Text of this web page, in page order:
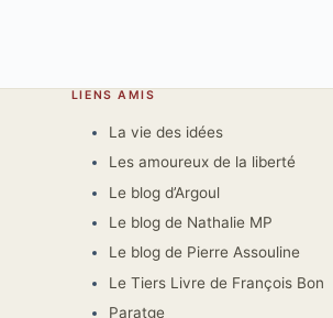
LIENS AMIS
La vie des idées
Les amoureux de la liberté
Le blog d’Argoul
Le blog de Nathalie MP
Le blog de Pierre Assouline
Le Tiers Livre de François Bon
Paratge